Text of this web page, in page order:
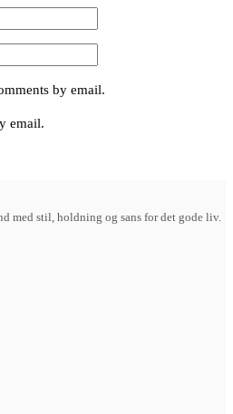
by email.
email.
med stil, holdning og sans for det gode liv.